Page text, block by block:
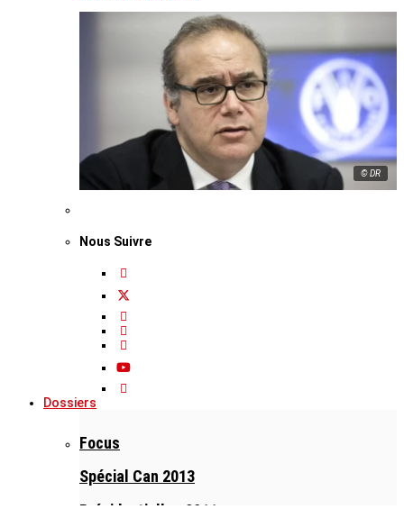
© DR
Nous Suivre
Dossiers
Focus
Spécial Can 2013
Présidentielles 2011